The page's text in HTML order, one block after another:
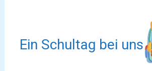
Ein Schultag bei uns